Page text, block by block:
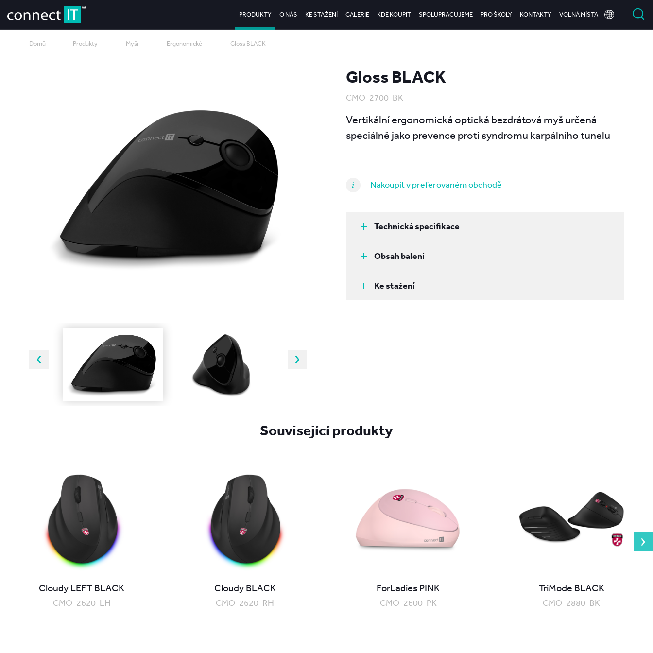
PRODUKTY O NÁS KE STAŽENÍ GALERIE KDE KOUPIT SPOLUPRACUJEME PRO ŠKOLY KONTAKTY VOLNÁ MÍSTA
Domů Produkty Myši Ergonomické Gloss BLACK
Gloss BLACK
CMO-2700-BK
Vertikální ergonomická optická bezdrátová myš určená
speciálně jako prevence proti syndromu karpálního tunelu
Nakoupit v preferovaném obchodě
Technická specifikace
Obsah balení
Ke stažení
Související produkty
Cloudy LEFT BLACK
CMO-2620-LH
Cloudy BLACK
CMO-2620-RH
ForLadies PINK
CMO-2600-PK
TriMode BLACK
CMO-2880-BK